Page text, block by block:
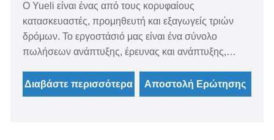
Ο Yueli είναι ένας από τους κορυφαίους
κατασκευαστές, προμηθευτή και εξαγωγείς τριών
δρόμων. Το εργοστάσιό μας είναι ένα σύνολο
πωλήσεων ανάπτυξης, έρευνας και ανάπτυξης,
υψηλής τεχνολογίας. Ειδικεύοντας στην παραγωγή
μηχανής στλαστησμάτων τετραγωνικών σωλήνων,
Διαβάστε περισσότερα Αποστολή Ερώτησης